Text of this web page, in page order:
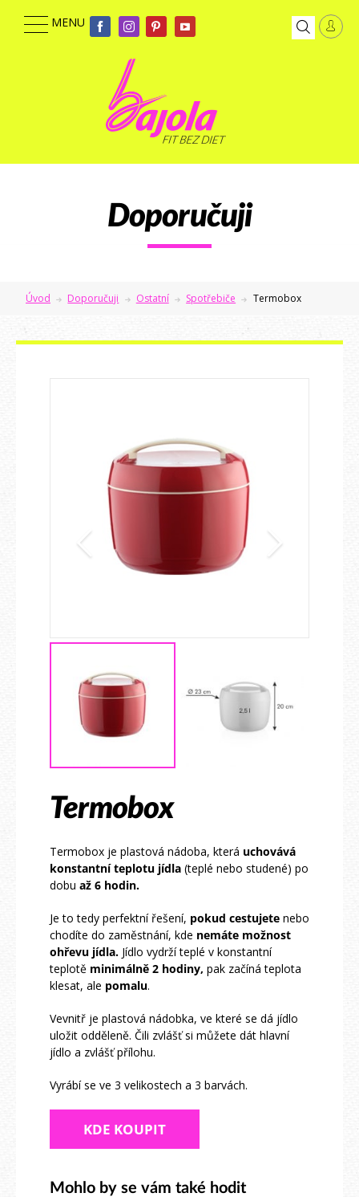
Doporučuji
Úvod Doporučuji Ostatní Spotřebiče Termobox
Termobox
Termobox je plastová nádoba, která uchovává
konstantní teplotu jídla (teplé nebo studené) po
dobu až 6 hodin.
Je to tedy perfektní řešení, pokud cestujete nebo
chodíte do zaměstnání, kde nemáte možnost
ohřevu jídla. Jídlo vydrží teplé v konstantní
teplotě minimálně 2 hodiny, pak začíná teplota
klesat, ale pomalu.
Vevnitř je plastová nádobka, ve které se dá jídlo
uložit odděleně. Čili zvlášť si můžete dát hlavní
jídlo a zvlášť přílohu.
Vyrábí se ve 3 velikostech a 3 barvách.
KDE KOUPIT
Mohlo by se vám také hodit